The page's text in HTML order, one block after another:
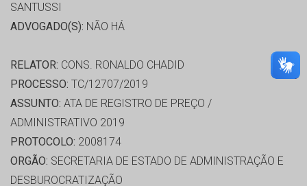
SANTUSSI
ADVOGADO(S): NÃO HÁ
RELATOR: CONS. RONALDO CHADID
PROCESSO: TC/12707/2019
ASSUNTO: ATA DE REGISTRO DE PREÇO /
ADMINISTRATIVO 2019
PROTOCOLO: 2008174
ORGÃO: SECRETARIA DE ESTADO DE ADMINISTRAÇÃO E
DESBUROCRATIZAÇÃO